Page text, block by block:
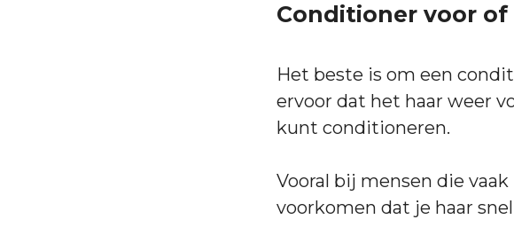
Conditioner voor
Het beste is om een
ervoor dat het haar weer
kunt conditioneren.
Vooral bij mensen die
voorkomen dat je haar